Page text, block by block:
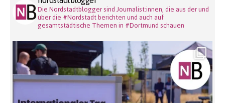
Die Nordstadtblogger sind Journalist:innen, die aus der und
über die #Nordstadt berichten und auch auf
gesamtstädtische Themen in #Dortmund schauen